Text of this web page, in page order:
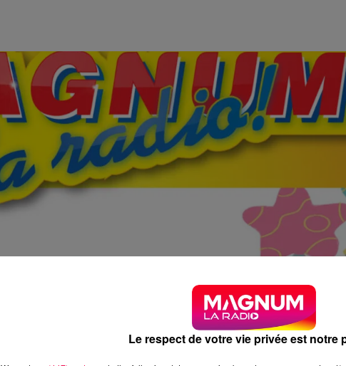
Le respect de votre vie privée est notre